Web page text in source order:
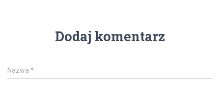
Dodaj komentarz
Nazwa *